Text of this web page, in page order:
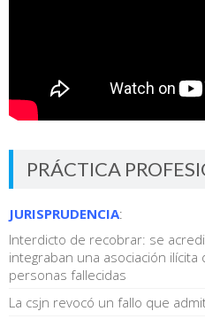
PRÁCTICA
JURISPRUDENCIA:
Interdicto de recobrar: se
integraban una asociación
personas fallecidas
La csjn revocó un fallo que